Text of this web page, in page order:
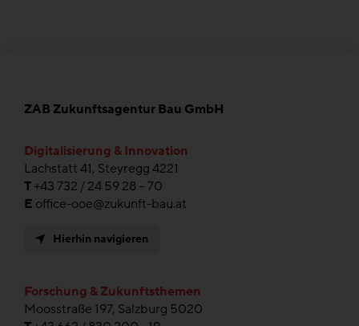
ZAB Zukunftsagentur Bau GmbH
Digitalisierung & Innovation
Lachstatt 41, Steyregg 4221
T+43 732 / 24 59 28 – 70
E office-ooe@zukunft-bau.at
Hierhin navigieren
Forschung & Zukunftsthemen
Moosstraße 197, Salzburg 5020